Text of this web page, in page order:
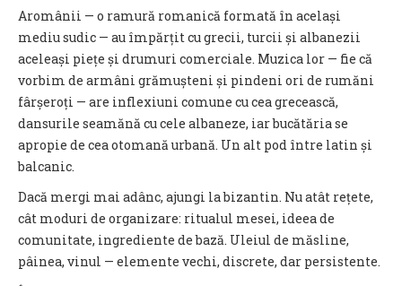
Aromânii — o ramură romanică formată în același
mediu sudic — au împărțit cu grecii, turcii și albanezii
aceleași piețe și drumuri comerciale. Muzica lor — fie că
vorbim de armâni grămușteni și pindeni ori de rumăni
fârșeroți — are inflexiuni comune cu cea grecească,
dansurile seamănă cu cele albaneze, iar bucătăria se
apropie de cea otomană urbană. Un alt pod între latin și
balcanic.
Dacă mergi mai adânc, ajungi la bizantin. Nu atât rețete,
cât moduri de organizare: ritualul mesei, ideea de
comunitate, ingrediente de bază. Uleiul de măsline,
pâinea, vinul — elemente vechi, discrete, dar persistente.